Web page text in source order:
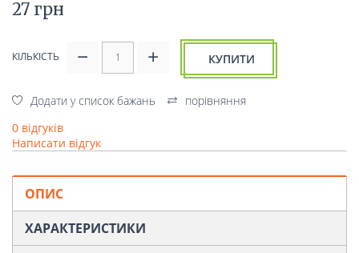
27 грн
КІЛЬКІСТЬ КУПИТИ
Додати у список бажань
порівняння
0 відгуків
Написати відгук
ОПИС
ХАРАКТЕРИСТИКИ